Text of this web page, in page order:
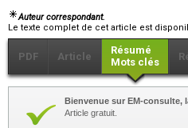
Auteur correspondant.
Le texte complet de cet article est
PDF Article
Résumé
Mots clés
Bienvenue sur EM-consulte,
Article gratuit.